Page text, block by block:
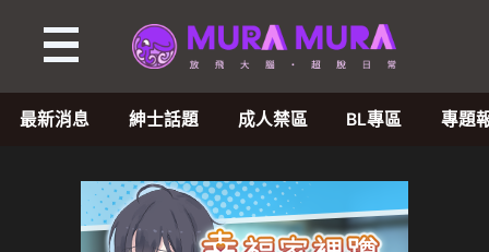
最新消息 紳士話題 成人禁區 BL專區 專題